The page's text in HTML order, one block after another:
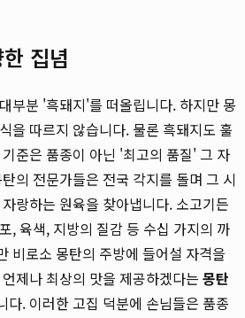
집념
부분 '흑돼지'를 떠올립니다. 하지만 몽
을 따르지 않습니다. 물론 흑돼지도 훌
준은 품종이 아닌 '최고의 품질' 그 자
의 전문가들은 전국 각지를 돌며 그 시
랑하는 원육을 찾아냅니다. 소고기든
, 육색, 지방의 질감 등 수십 가지의 까
비로소 몽탄의 주방에 들어설 자격을
제나 최상의 맛을 제공하겠다는 몽탄
다. 이러한 고집 덕분에 손님들은 품종